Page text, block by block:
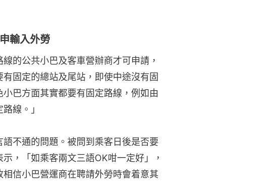
輸入外勞
的公共小巴及客車營辦商才可申請，
固定的總站及尾站，即使中途沒有固
巴方面其實都要有固定路線，例如由
線。」
不通的問題。被問到乘客日後是否要
，「如乘客兩文三語OK咁一定好」，
信小巴營運商在聘請外勞時會着意其